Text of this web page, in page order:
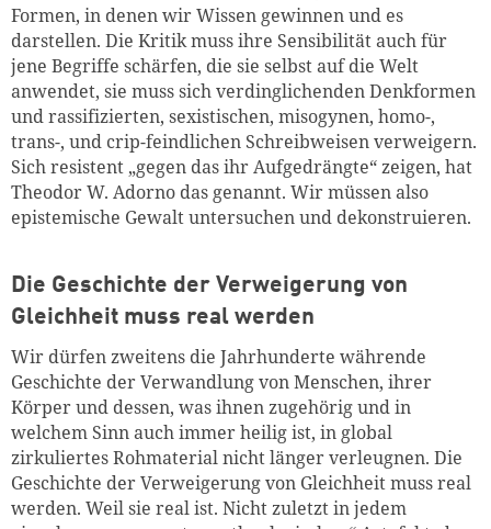
Formen, in denen wir Wissen gewinnen und es
darstellen. Die Kritik muss ihre Sensibilität auch für
jene Begriffe schärfen, die sie selbst auf die Welt
anwendet, sie muss sich verdinglichenden Denkformen
und rassifizierten, sexistischen, misogynen, homo-,
trans-, und crip-feindlichen Schreibweisen verweigern.
Sich resistent „gegen das ihr Aufgedrängte“ zeigen, hat
Theodor W. Adorno das genannt. Wir müssen also
epistemische Gewalt untersuchen und dekonstruieren.
Die Geschichte der Verweigerung von
Gleichheit muss real werden
Wir dürfen zweitens die Jahrhunderte währende
Geschichte der Verwandlung von Menschen, ihrer
Körper und dessen, was ihnen zugehörig und in
welchem Sinn auch immer heilig ist, in global
zirkuliertes Rohmaterial nicht länger verleugnen. Die
Geschichte der Verweigerung von Gleichheit muss real
werden. Weil sie real ist. Nicht zuletzt in jedem